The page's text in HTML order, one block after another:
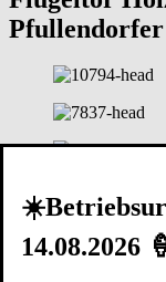
14.08.2026